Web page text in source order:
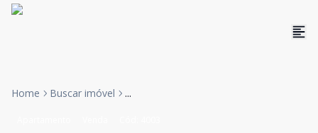
Home Buscar imóvel ...